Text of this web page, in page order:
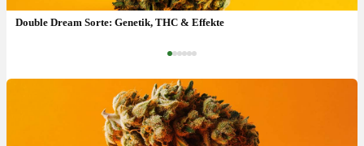
Double Dream Sorte: Genetik, THC & Effekte
CBD Paste: Dosierung, Wirkung & wie richtig anwenden?